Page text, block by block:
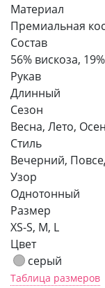
Материал
Премиальная
Состав
56% вискоза,
Рукав
Длинный
Сезон
Весна, Лето,
Стиль
Вечерний,
Узор
Однотонный
Размер
XS-S, M, L
Цвет
серый
Таблица размеров